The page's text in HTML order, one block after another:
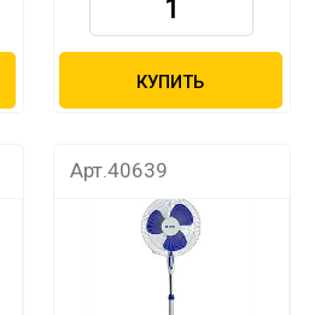
КУПИТЬ
Арт.40639